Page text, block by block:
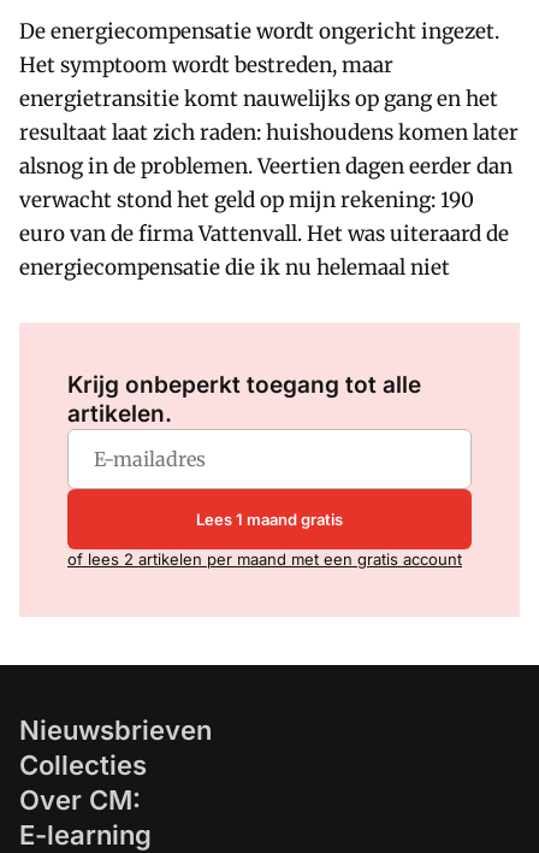
De energiecompensatie wordt ongericht ingezet.
Het symptoom wordt bestreden, maar
energietransitie komt nauwelijks op gang en het
resultaat laat zich raden: huishoudens komen later
alsnog in de problemen. Veertien dagen eerder dan
verwacht stond het geld op mijn rekening: 190
euro van de firma Vattenvall. Het was uiteraard de
energiecompensatie die ik nu helemaal niet
Krijg onbeperkt toegang tot alle
artikelen.
Lees 1 maand gratis
of lees 2 artikelen per maand met een gratis account
Nieuwsbrieven
Collecties
Over CM:
E-learning